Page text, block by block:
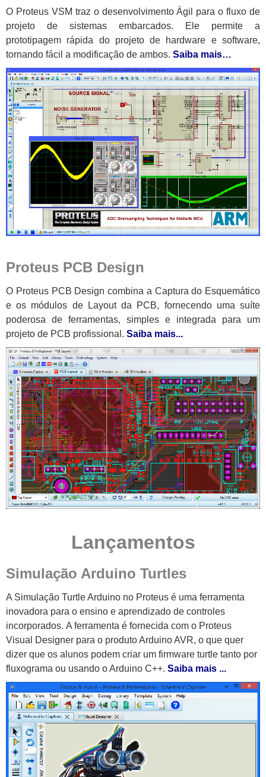
O Proteus VSM traz o desenvolvimento Ágil para o fluxo de
projeto de sistemas embarcados. Ele permite a
prototipagem rápida do projeto de hardware e software,
tornando fácil a modificação de ambos. Saiba mais…
Proteus PCB Design
O Proteus PCB Design combina a Captura do Esquemático
e os módulos de Layout da PCB, fornecendo uma suíte
poderosa de ferramentas, simples e integrada para um
projeto de PCB profissional. Saiba mais...
Lançamentos
Simulação Arduino Turtles
A Simulação Turtle Arduino no Proteus é uma ferramenta
inovadora para o ensino e aprendizado de controles
incorporados. A ferramenta é fornecida com o Proteus
Visual Designer para o produto Arduino AVR, o que quer
dizer que os alunos podem criar um firmware turtle tanto por
fluxograma ou usando o Arduino C++. Saiba mais ...